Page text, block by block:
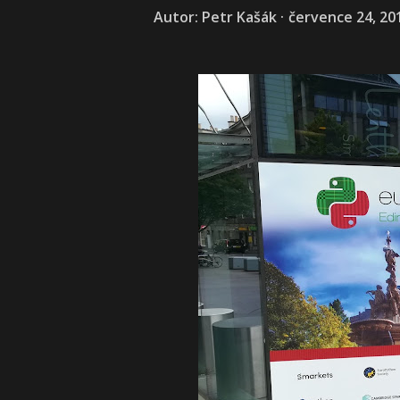
Autor: Petr Kašák července 24,